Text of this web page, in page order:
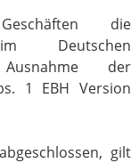
die
im Deutschen
der
1 EBH Version
gilt